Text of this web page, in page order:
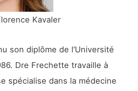
Kavaler
son diplôme de l’Université
Dre Frechette travaille à
spécialise dans la médecine